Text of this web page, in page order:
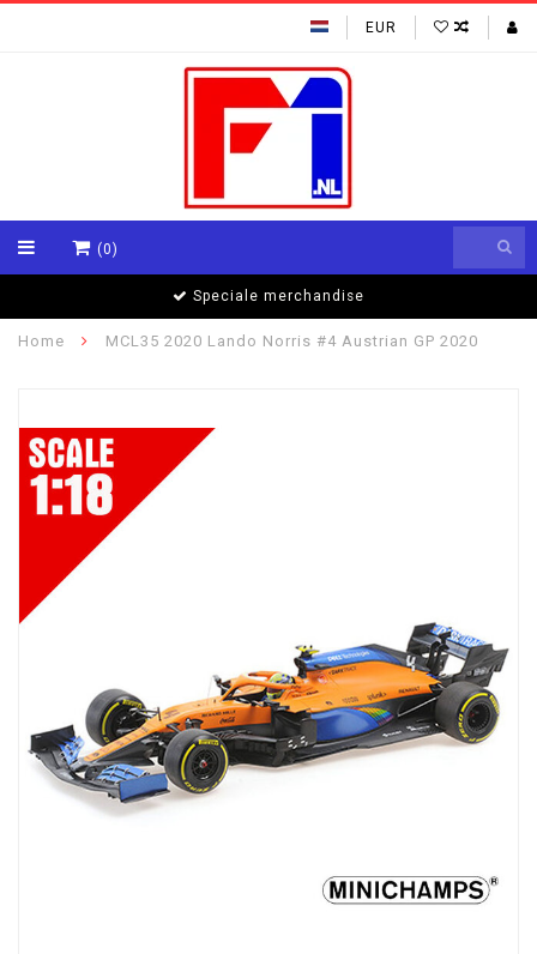
EUR
(0)
Speciale merchandise
Home MCL35 2020 Lando Norris #4 Austrian GP 2020